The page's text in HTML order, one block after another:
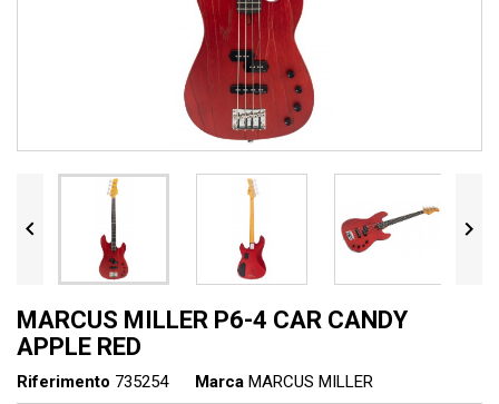
 
MARCUS MILLER P6-4 CAR CANDY
APPLE RED
Riferimento 735254 Marca MARCUS MILLER